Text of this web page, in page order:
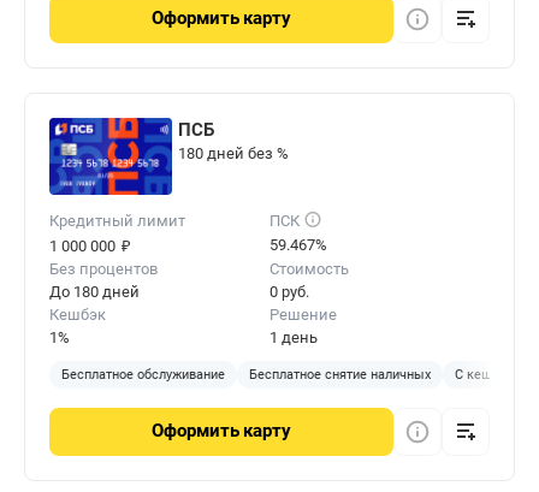
Оформить карту
ПСБ
180 дней без %
Кредитный лимит
1 000 000 ₽
ПСК
59.467%
Без процентов
До 180 дней
Стоимость
0 руб.
Кешбэк
1%
Решение
1 день
Бесплатное обслуживание Бесплатное снятие наличных С кешбэком
Оформить карту